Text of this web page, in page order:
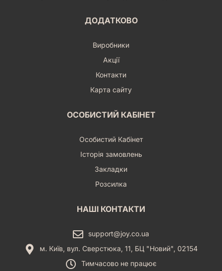
ДОДАТКОВО
Виробники
Акції
Контакти
Карта сайту
ОСОБИСТИЙ КАБІНЕТ
Особистий Кабінет
Історія замовлень
Закладки
Розсилка
НАШІ КОНТАКТИ
support@joy.co.ua
м. Київ, вул. Сверстюка, 11, БЦ "Новий", 02154
Тимчасово не працює